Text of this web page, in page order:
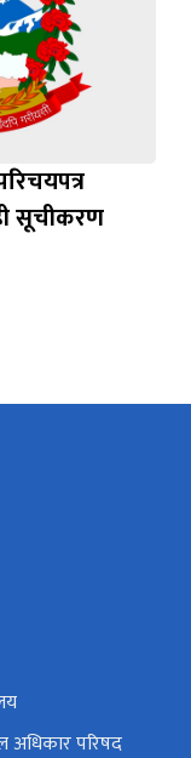
सूचीकरण
अधिकार परिषद